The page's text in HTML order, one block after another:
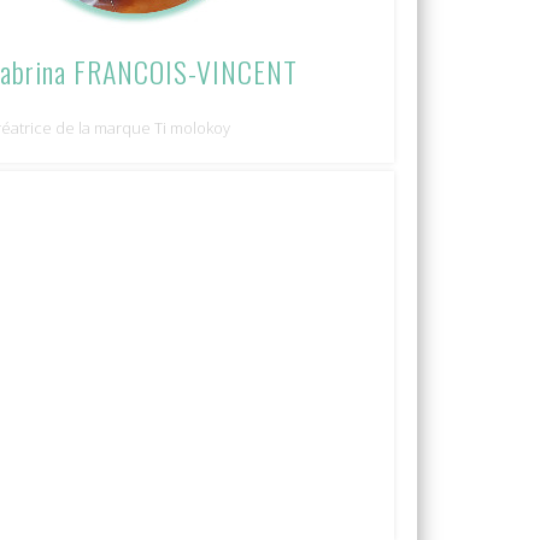
FRANCOIS-VINCENT
de la marque Ti molokoy